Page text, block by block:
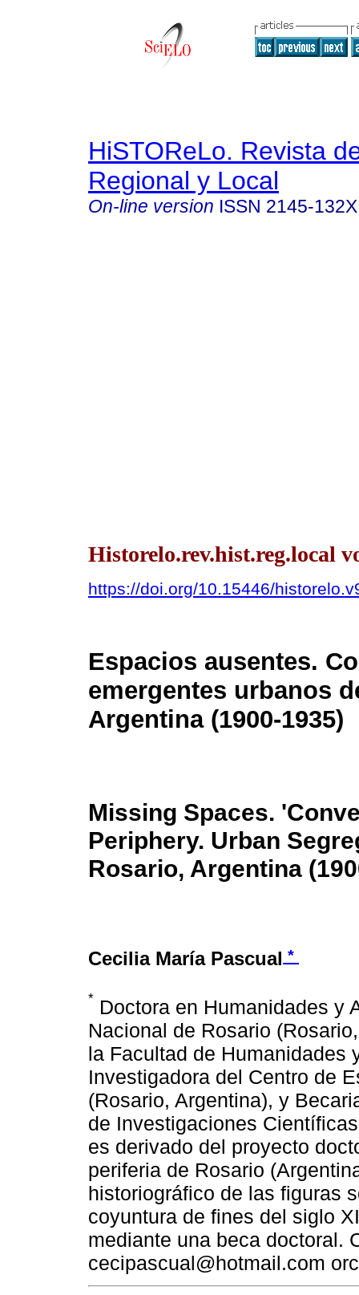
HiSTOReLo. Revista
Regional y Local
On-line version ISSN 2145-132X
Historelo.rev.hist.reg.local
https://doi.org/10.15446/
Espacios ausentes.
emergentes urbanos
Argentina (1900-1935)
Missing Spaces.
Periphery. Urban
Rosario, Argentina
Cecilia María Pascual *
* Doctora en Humanidades y
Nacional de Rosario
la Facultad de Humanidades
Investigadora del Centro de
(Rosario, Argentina), y
de Investigaciones
es derivado del proyecto
periferia de Rosario
historiográfico de las figuras
coyuntura de fines del siglo
mediante una beca doctoral.
cecipascual@hotmail.com